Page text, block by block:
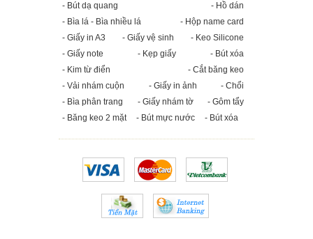
- Bút dạ quang
- Hồ dán
- Bìa lá - Bìa nhiều lá
- Hộp name card
- Giấy in A3
- Giấy vệ sinh
- Keo Silicone
- Giấy note
- Kẹp giấy
- Bút xóa
- Kim từ điển
- Cắt băng keo
- Vải nhám cuộn
- Giấy in ảnh
- Chổi
- Bìa phân trang
- Giấy nhám tờ
- Gôm tẩy
- Băng keo 2 mặt
- Bút mực nước - Bút xóa